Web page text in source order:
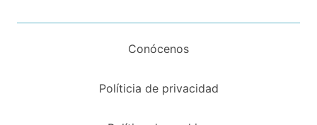
Conócenos
Políticia de privacidad